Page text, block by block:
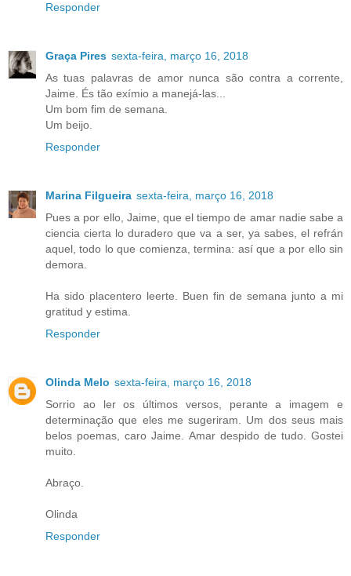
Responder
Graça Pires sexta-feira, março 16, 2018
As tuas palavras de amor nunca são contra a corrente,
Jaime. És tão exímio a manejá-las...
Um bom fim de semana.
Um beijo.
Responder
Marina Filgueira sexta-feira, março 16, 2018
Pues a por ello, Jaime, que el tiempo de amar nadie sabe a
ciencia cierta lo duradero que va a ser, ya sabes, el refrán
aquel, todo lo que comienza, termina: así que a por ello sin
demora.
Ha sido placentero leerte. Buen fin de semana junto a mi
gratitud y estima.
Responder
Olinda Melo sexta-feira, março 16, 2018
Sorrio ao ler os últimos versos, perante a imagem e
determinação que eles me sugeriram. Um dos seus mais
belos poemas, caro Jaime. Amar despido de tudo. Gostei
muito.
Abraço.
Olinda
Responder